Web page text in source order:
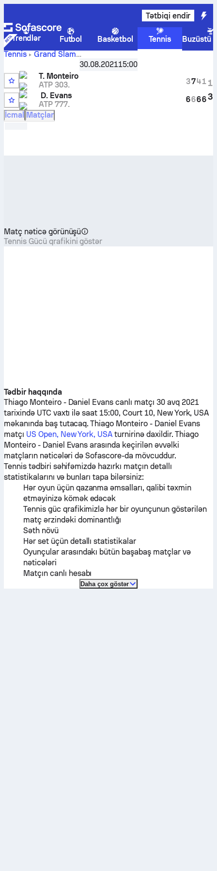
Tətbiqi endir
Trendlər Futbol Basketbol Tennis
Buzüstü
Tennis
Grand Slam
US Open, New York, USA,1/128 mərhələsi
Monteiro
-Daniel Evans
nəticələri
30.08.202115:00
T. Monteiro
ATP 303.
24
D. Evans
ATP 777.
3
6
7
6
4
6
1
6
1
3
İcmal Matçlar
Matç nəticə görünüşü
Tennis Gücü qrafikini göstər
Tədbir haqqında
Thiago Monteiro- Daniel Evans canlı matçı 30 avq 2021
tarixində UTC vaxtı ilə saat 15:00, Court 10, New York, USA
məkanında baş tutacaq.Thiago Monteiro- Daniel Evans
matçı US Open, New York, USA turnirinə daxildir. Thiago
Monteiro- Daniel Evans arasında keçirilən əvvəlki
matçların nəticələri də Sofascore-da mövcuddur.
Tennis tədbiri səhifəmizdə hazırkı matçın detallı
statistikalarını və bunları tapa bilərsiniz:
Hər oyun üçün qazanma əmsalları, qalibi təxmin
etməyinizə kömək edəcək
Tennis güc qrafikimizlə hər bir oyunçunun göstərilən
matç ərzindəki dominantlığı
Səth növü
Hər set üçün detallı statistikalar
Oyunçular arasındakı bütün başabaş matçlar və
nəticələri
Matçın canlı hesabı
Daha çox göstər